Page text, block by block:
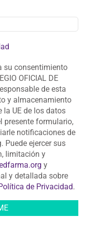
su consentimiento
OFICIAL DE
de esta
y almacenamiento
la UE de los datos
presente formulario,
notificaciones de
Puede ejercer sus
limitación y
y
y detallada sobre
de Privacidad.